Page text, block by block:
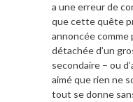
a une erreur de
que cette quête
annoncée
détachée d’un
secondaire – ou
aimé que rien ne
tout se donne